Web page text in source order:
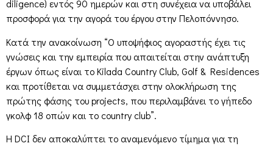
diligence) εντός 90 ημερών και στη συνέχεια να υποβάλει
προσφορά για την αγορά του έργου στην Πελοπόννησο.
Κατά την ανακοίνωση “Ο υποψήφιος αγοραστής έχει τις
γνώσεις και την εμπειρία που απαιτείται στην ανάπτυξη
έργων όπως είναι το Kilada Country Club, Golf & Residences
και προτίθεται να συμμετάσχει στην ολοκλήρωση της
πρώτης φάσης του projects, που περιλαμβάνει το γήπεδο
γκολφ 18 οπών και το country club”.
Η DCI δεν αποκαλύπτει το αναμενόμενο τίμημα για τη